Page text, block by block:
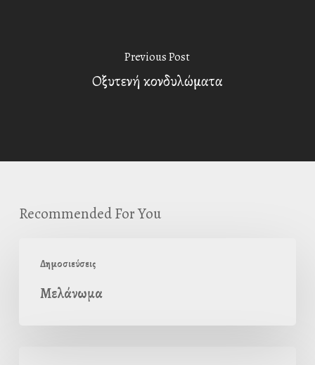
Previous Post
Οξυτενή κονδυλώματα
Recommended For You
Δημοσιεύσεις
Μελάνωμα